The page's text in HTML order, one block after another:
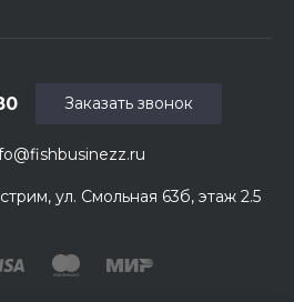
ул. Смольная 63б, этаж 2.5
Заказать звонок